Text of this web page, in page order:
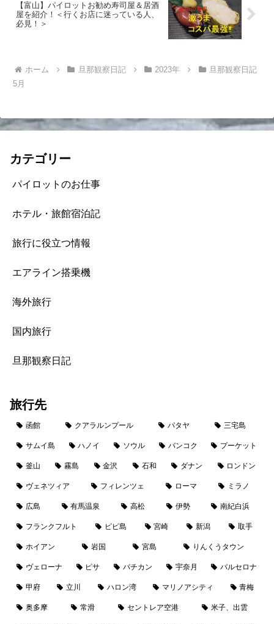
【富山】パイロットお勧め寿司屋＆居酒
屋を紹介！＜行くお店に迷っている人、
必見！＞
ホーム 旦那観察日記 2023年
旦那観察日記
5月
カテゴリー
パイロットのお仕事
ホテル・旅館宿泊記
旅行に役立つ情報
エアライン搭乗機
海外旅行
国内旅行
旦那観察日記
旅行先
函館 クアラルンプール パタヤ 三宅島
サムイ島 ハノイ ソウル バンコク プーケット
釜山 霧島 金沢 石和 ダナン ロンドン
ヴェネツィア フィレンツェ ローマ ミラノ
広島 有馬温泉 高松 伊勢 南紀白浜
フランクフルト ピピ島 宮崎 新潟 取手
ホイアン 岩国 宮島 りんくうタウン
ヴェローナ ピサ バチカン 宇奈月 バルセロナ
甲府 立川 ハロン湾 マリノアシティ 青梅
奥多摩 常滑 セントレア空港 米子、出雲